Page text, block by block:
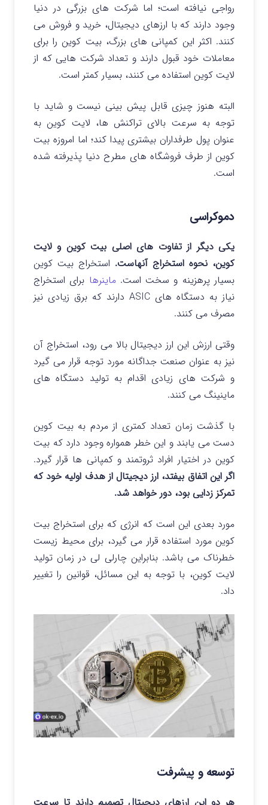
رواجی نیافته است؛ اما شرکت های بزرگی در دنیا
وجود دارند که با ارزهای دیجیتال، خرید و فروش می
کنند. اکثر این کمپانی های بزرگ، بیت کوین را برای
معاملات خود قبول دارند و تعداد شرکت هایی که از
لایت کوین استفاده می کنند، بسیار کمتر است.
البته هنوز چیزی قابل پیش بینی نیست و شاید با
توجه به سرعت بالای تراکنش ها، لایت کوین به
عنوان پول طرفداران بیشتری پیدا کند؛ اما امروزه بیت
کوین از طرف فروشگاه های مطرح دنیا پذیرفته شده
است.
دموکراسی
یکی دیگر از تفاوت های اصلی بیت کوین و لایت
کوین، نحوه استخراج آنهاست. استخراج بیت کوین
بسیار پرهزینه و سخت است.ماینرها برای استخراج
نیاز به دستگاه های ASIC دارند که برق زیادی نیز
مصرف می کنند.
وقتی ارزش این ارز دیجیتال بالا می رود، استخراج آن
نیز به عنوان صنعت جداگانه مورد توجه قرار می گیرد
و شرکت های زیادی اقدام به تولید دستگاه های
ماینینگ می کنند.
با گذشت زمان تعداد کمتری از مردم به بیت کوین
دست می یابند و این خطر همواره وجود دارد که بیت
کوین در اختیار افراد ثروتمند و کمپانی ها قرار گیرد.
اگر این اتفاق بیفتد، ارز دیجیتال از هدف اولیه خود که
تمرکز زدایی بود، دور خواهد شد.
مورد بعدی این است که انرژی که برای استخراج بیت
کوین مورد استفاده قرار می گیرد، برای محیط زیست
خطرناک می باشد. بنابراین چارلی لی در زمان تولید
لایت کوین، با توجه به این مسائل، قوانین را تغییر
داد.
توسعه و پیشرفت